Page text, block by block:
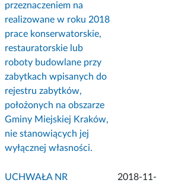
przeznaczeniem na
realizowane w roku 2018
prace konserwatorskie,
restauratorskie lub
roboty budowlane przy
zabytkach wpisanych do
rejestru zabytków,
położonych na obszarze
Gminy Miejskiej Kraków,
nie stanowiących jej
wyłącznej własności.
UCHWAŁA NR
2018-11-